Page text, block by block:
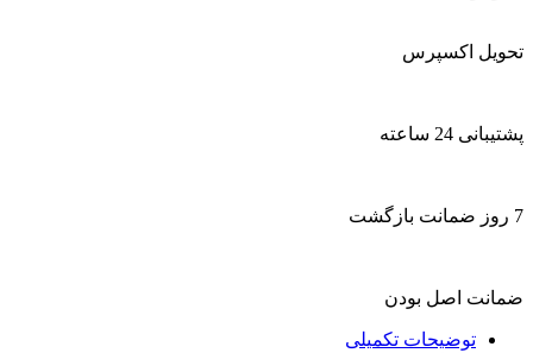
تحویل اکسپرس
پشتیبانی 24 ساعته
7 روز ضمانت بازگشت
ضمانت اصل بودن
توضیحات تکمیلی